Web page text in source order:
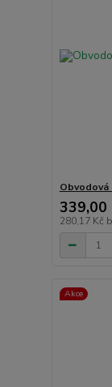
339,00
280,17 Kč
Akce